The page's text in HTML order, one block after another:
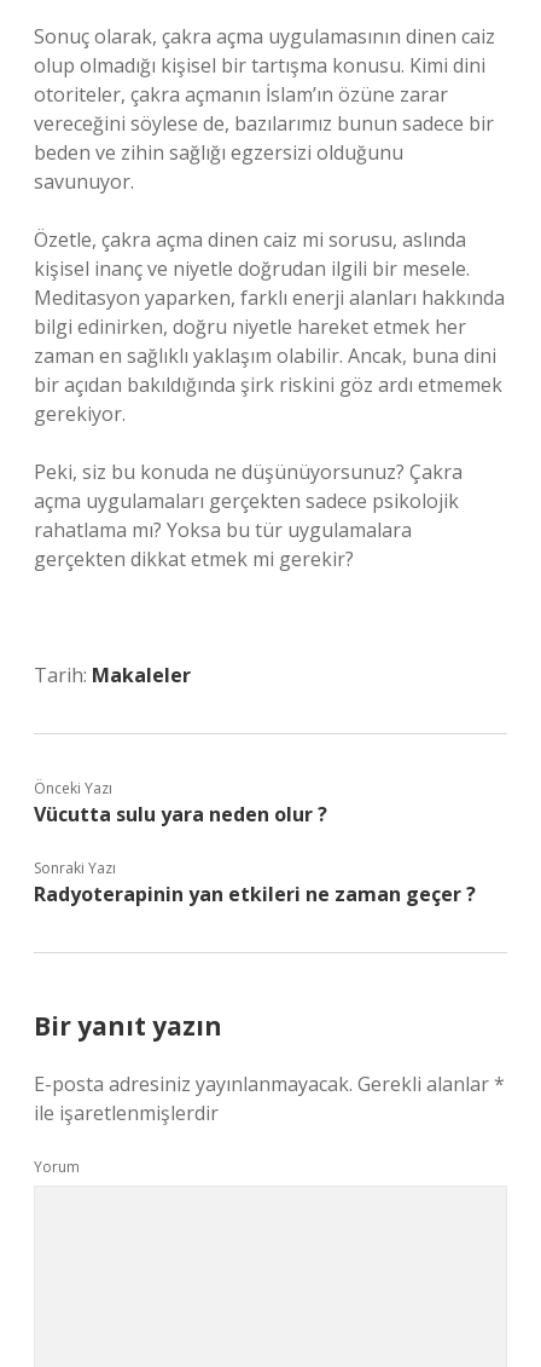
Sonuç olarak, çakra açma uygulamasının dinen caiz
olup olmadığı kişisel bir tartışma konusu. Kimi dini
otoriteler, çakra açmanın İslam’ın özüne zarar
vereceğini söylese de, bazılarımız bunun sadece bir
beden ve zihin sağlığı egzersizi olduğunu
savunuyor.
Özetle, çakra açma dinen caiz mi sorusu, aslında
kişisel inanç ve niyetle doğrudan ilgili bir mesele.
Meditasyon yaparken, farklı enerji alanları hakkında
bilgi edinirken, doğru niyetle hareket etmek her
zaman en sağlıklı yaklaşım olabilir. Ancak, buna dini
bir açıdan bakıldığında şirk riskini göz ardı etmemek
gerekiyor.
Peki, siz bu konuda ne düşünüyorsunuz? Çakra
açma uygulamaları gerçekten sadece psikolojik
rahatlama mı? Yoksa bu tür uygulamalara
gerçekten dikkat etmek mi gerekir?
Tarih: Makaleler
Önceki Yazı
Vücutta sulu yara neden olur ?
Sonraki Yazı
Radyoterapinin yan etkileri ne zaman geçer ?
Bir yanıt yazın
E-posta adresiniz yayınlanmayacak. Gerekli alanlar*
ile işaretlenmişlerdir
Yorum